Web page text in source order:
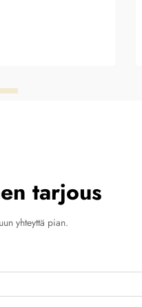
tarjous
yhteyttä pian.